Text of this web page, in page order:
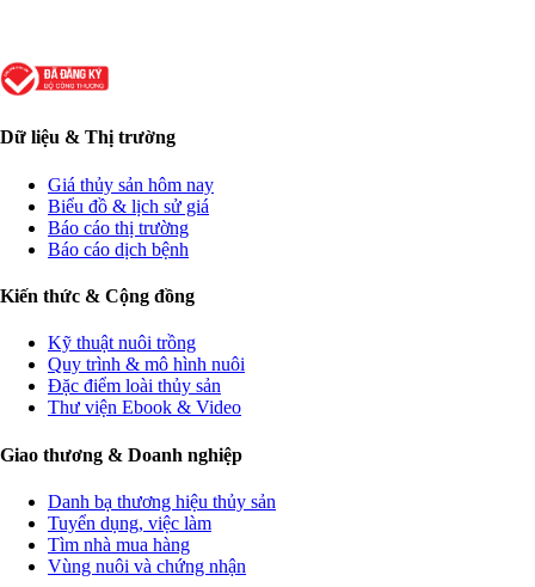
Dữ liệu & Thị trường
Giá thủy sản hôm nay
Biểu đồ & lịch sử giá
Báo cáo thị trường
Báo cáo dịch bệnh
Kiến thức & Cộng đồng
Kỹ thuật nuôi trồng
Quy trình & mô hình nuôi
Đặc điểm loài thủy sản
Thư viện Ebook & Video
Giao thương & Doanh nghiệp
Danh bạ thương hiệu thủy sản
Tuyển dụng, việc làm
Tìm nhà mua hàng
Vùng nuôi và chứng nhận